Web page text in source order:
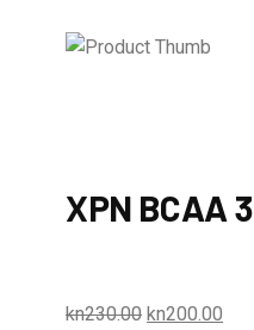
XPN BCAA
kn230.00 kn200.00